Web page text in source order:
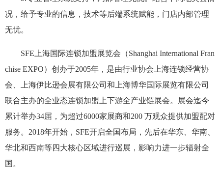
况，给予专业的信息，技术等后端系统赋能，门店内部管理
无忧。
SFE上海国际连锁加盟展览会（Shanghai International Fran
chise EXPO）创办于2005年，是由行业协会上海连锁经营协
会、上海伊比逊会展有限公司和上海博华国际展览有限公司
联合主办的全业态连锁加盟上下游全产业链展会。展会迄今
累计举办34届，为超过6000家展商和200 万观众提供加盟配对
服务。2018年开始，SFE开启全国布局，先后在华东、华南、
华北和西南等四大核心区域进行巡展，影响力进一步辐射全
国。